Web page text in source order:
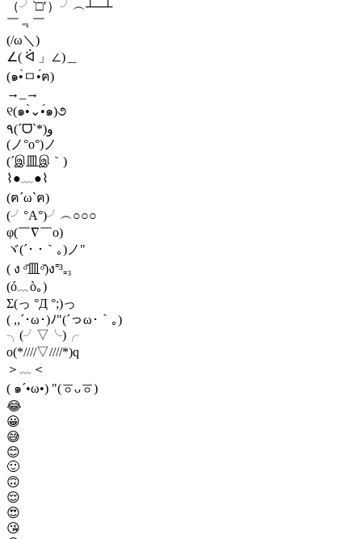
（╯‵□′）╯︵┴─┴
￣﹃￣
(/ω＼)
∠( ᐛ 」∠)＿
(๑•̀ㅁ•́ฅ)
→_→
୧(๑•̀⌄•́๑)૭
٩(ˊᗜˋ*)و
(ノ°ο°)ノ
(´இ皿இ｀)
⌇●﹏●⌇
(ฅ´ω`ฅ)
(╯°A°)╯︵○○○
φ(￣∇￣o)
ヾ(´･ ･｀｡)ノ"
( ง ᵒ̌皿ᵒ̌)ง⁼³₌₃
(ó﹏ò｡)
Σ(っ °Д °;)っ
( ,,´･ω･)ﾉ"(´っω･｀｡)
╮(╯▽╰)╭
o(*////▽////*)q
＞﹏＜
( ๑´•ω•) "(ㆆᴗㆆ)
😂
😀
😅
😊
🙂
🙃
😌
😍
😘